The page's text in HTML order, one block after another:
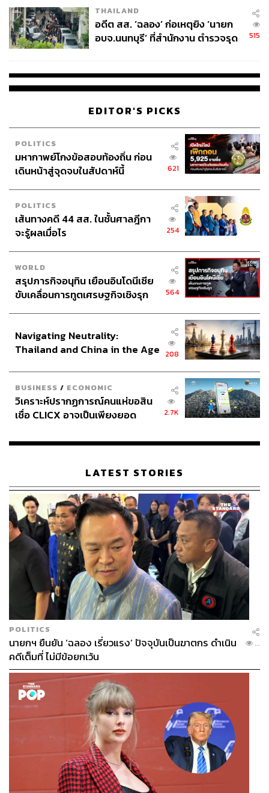
THAILAND
อดีต สส. ‘ฉลอง’ ก่อเหตุยิง ‘นายก
อบจ.นนทบุรี’ ที่สำนักงาน ตำรวจรุด
515
EDITOR'S PICKS
POLITICS
มหากาพย์โกงข้อสอบท้องถิ่น ก่อน
เดินหน้าสู่จุดจบในสัปดาห์นี้
621
POLITICS
เส้นทางคดี 44 สส. ในชั้นศาลฎีกา
จะรู้ผลเมื่อไร
254
WORLD
สรุปภารกิจอนุทิน เยือนอินโดนีเซีย
ขับเคลื่อนการทูตเศรษฐกิจเชิงรุก
564
Navigating Neutrality:
Thailand and China in the Age
208
BUSINESS / ECONOMIC
วิเคราะห์ปรากฏการณ์คนแห่ขอสิน
เชื่อ CLICX อาจเป็นเพียงยอด
เรือนไทยที่ถูกซุกไว้
2.7K
LATEST STORIES
POLITICS
นายกฯ ยืนยัน ‘ฉลอง เรี่ยวแรง’ ปัจจุบันเป็นฆาตกร ดำเนิน
คดีเต็มที่ ไม่มีข้อยกเว้น
...